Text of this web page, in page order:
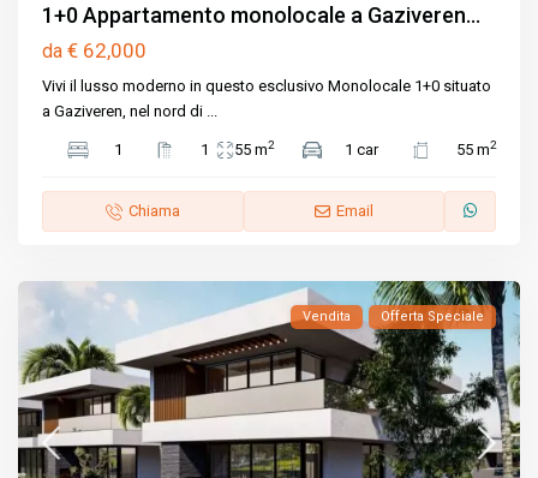
1+0 Appartamento monolocale a Gaziveren...
da€ 62,000
Vivi il lusso moderno in questo esclusivo Monolocale 1+0 situato
a Gaziveren, nel nord di ...
1 1 55 m2 1 car 55 m2
Chiama Email
Vendita Offerta Speciale